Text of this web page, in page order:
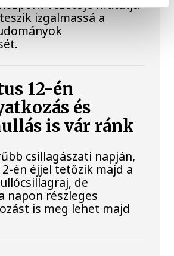
vezetője mutatja
izgalmassá a
12-én
és
is vár ránk
csillagászati napján,
én éjjel tetőzik majd a
de
napon részleges
is meg lehet majd